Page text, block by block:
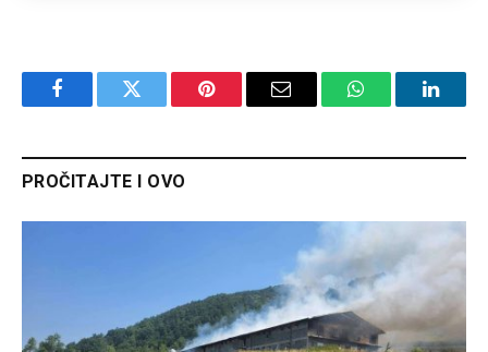
FacebookTwitter Pinterest Email WhatsApp
PROČITAJTE I OVO